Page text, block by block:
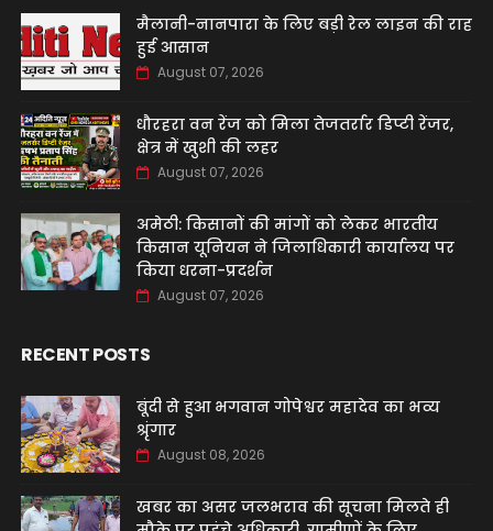
मैलानी-नानपारा के लिए बड़ी रेल लाइन की राह
हुई आसान
August 07, 2026
धौरहरा वन रेंज को मिला तेजतर्रार डिप्टी रेंजर,
क्षेत्र में खुशी की लहर
August 07, 2026
अमेठी: किसानों की मांगों को लेकर भारतीय
किसान यूनियन ने जिलाधिकारी कार्यालय पर
किया धरना-प्रदर्शन
August 07, 2026
RECENT POSTS
बूंदी से हुआ भगवान गोपेश्वर महादेव का भव्य
श्रृंगार
August 08, 2026
खबर का असर जलभराव की सूचना मिलते ही